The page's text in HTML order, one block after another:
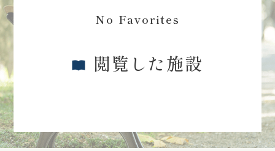
No Favorites
閲覧した施設